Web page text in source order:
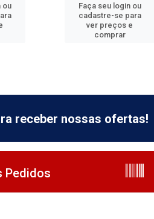
ou
Faça seu login ou
cadastre-se para
ver preços e
comprar
receber nossas ofertas!
Pedidos